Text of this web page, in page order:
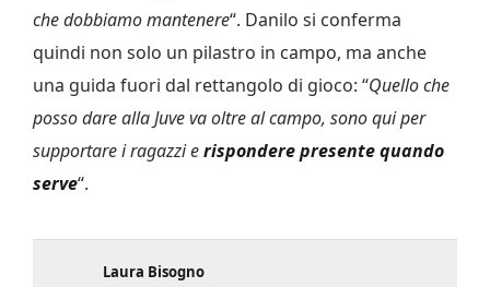
che dobbiamo mantenere“. Danilo si conferma
quindi non solo un pilastro in campo, ma anche
una guida fuori dal rettangolo di gioco: “Quello che
posso dare alla Juve va oltre al campo, sono qui per
supportare i ragazzi erispondere presente quando
serve“.
Laura Bisogno